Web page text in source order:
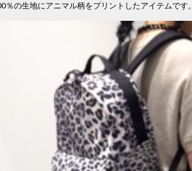
％の生地にアニマル柄をプリントしたアイテムです。